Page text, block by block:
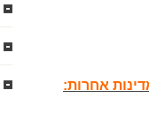
אחרות: